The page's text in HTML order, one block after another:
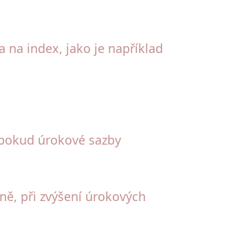
na index, jako je například
úrokové sazby
při zvýšení úrokových